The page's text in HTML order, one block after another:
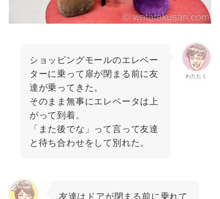
わたたく
ショッピングモールのエレベー
ターに乗って扉が閉まる前に友
達が乗ってきた。
そのまま無事にエレベータは上
がって到着。
「また後でな」って言って友達
と待ち合わせをして別れた。
友達はドアが閉まる前に乗れて